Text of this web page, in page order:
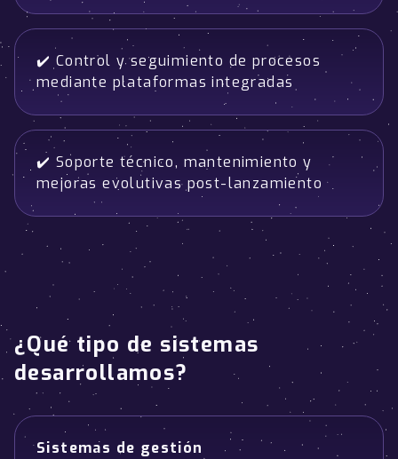
✔️ Control y seguimiento de procesos
mediante plataformas integradas
✔️ Soporte técnico, mantenimiento y
mejoras evolutivas post-lanzamiento
¿Qué tipo de sistemas
desarrollamos?
Sistemas de gestión